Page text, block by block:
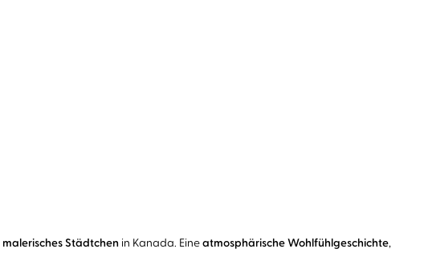
malerisches Städtchen in Kanada. Eineatmosphärische Wohlfühlgeschichte,